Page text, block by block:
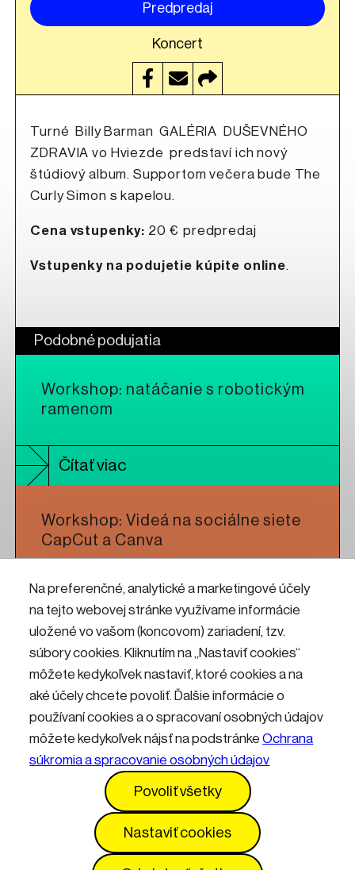
Na preferenčné, analytické a marketingové účely
na tejto webovej stránke využívame informácie
uložené vo vašom (koncovom) zariadení, tzv.
súbory cookies. Kliknutím na „Nastaviť cookies“
môžete kedykoľvek nastaviť, ktoré cookies a na
aké účely chcete povoliť. Ďalšie informácie o
používaní cookies a o spracovaní osobných údajov
môžete kedykoľvek nájsť na podstránkeOchrana
súkromia a spracovanie osobných údajov
Povoliť všetky
Nastaviť cookies
Predpredaj
Koncert
Turné Billy Barman GALÉRIA DUŠEVNÉHO
ZDRAVIA vo Hviezde predstaví ich nový
štúdiový album. Supportom večera bude The
Curly Simon s kapelou.
Cena vstupenky: 20 € predpredaj
Vstupenky na podujetie kúpite online.
Podobné podujatia
Workshop: natáčanie s robotickým
ramenom
Čítať viac
Workshop: Videá na sociálne siete
CapCut a Canva
Čítať viac
Workshop: CNC frézovanie pre
umelcov a dizajnérov
Čítať viac
Kontakty Informácie pre návštevníkov
Prevádzkový poriadok
Vyhlásenie o prístupnosti Služby
Nastavenia cookies